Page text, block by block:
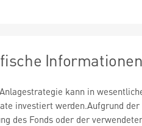
kann in
investiert werden.Aufgrund der
des Fonds oder der